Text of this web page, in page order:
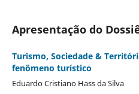
Apresentação do
Turismo, Sociedade &
fenômeno turístico
Eduardo Cristiano Hass da Silva